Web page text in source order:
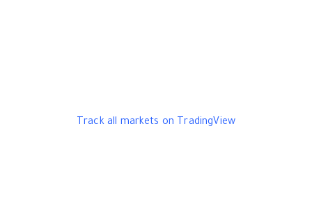
Track all markets on TradingView